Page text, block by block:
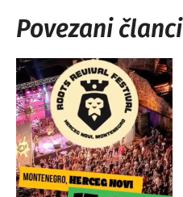
Povezani članci